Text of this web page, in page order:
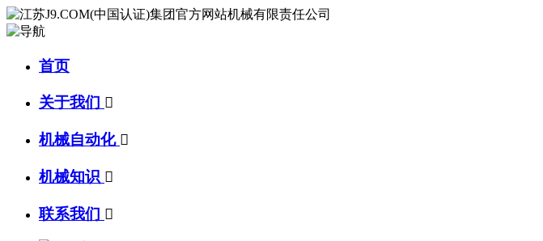
首页
关于我们 
机械自动化 
机械知识 
联系我们 